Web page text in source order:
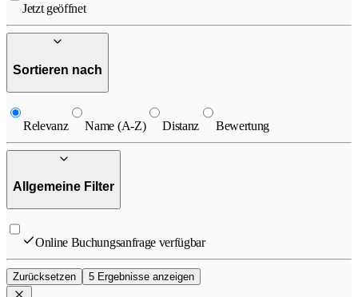
Jetzt geöffnet
Sortieren nach
Relevanz Name (A-Z) Distanz Bewertung
Allgemeine Filter
Online Buchungsanfrage verfügbar
Zurücksetzen 5 Ergebnisse anzeigen